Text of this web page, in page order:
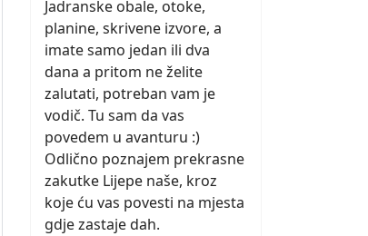
Jadranske obale, otoke,
planine, skrivene izvore, a
imate samo jedan ili dva
dana a pritom ne želite
zalutati, potreban vam je
vodič. Tu sam da vas
povedem u avanturu :)
Odlično poznajem prekrasne
zakutke Lijepe naše, kroz
koje ću vas povesti na mjesta
gdje zastaje dah.